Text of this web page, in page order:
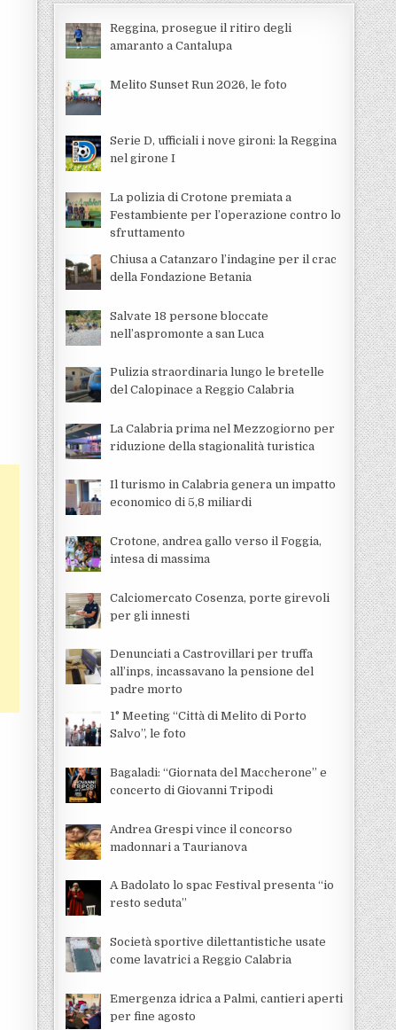
Reggina, prosegue il ritiro degli
amaranto a Cantalupa
Melito Sunset Run 2026, le foto
Serie D, ufficiali i nove gironi: la Reggina
nel girone I
La polizia di Crotone premiata a
Festambiente per l’operazione contro lo
sfruttamento
Chiusa a Catanzaro l’indagine per il crac
della Fondazione Betania
Salvate 18 persone bloccate
nell’aspromonte a san Luca
Pulizia straordinaria lungo le bretelle
del Calopinace a Reggio Calabria
La Calabria prima nel Mezzogiorno per
riduzione della stagionalità turistica
Il turismo in Calabria genera un impatto
economico di 5,8 miliardi
Crotone, andrea gallo verso il Foggia,
intesa di massima
Calciomercato Cosenza, porte girevoli
per gli innesti
Denunciati a Castrovillari per truffa
all’inps, incassavano la pensione del
padre morto
1° Meeting “Città di Melito di Porto
Salvo”, le foto
Bagaladi: “Giornata del Maccherone” e
concerto di Giovanni Tripodi
Andrea Grespi vince il concorso
madonnari a Taurianova
A Badolato lo spac Festival presenta “io
resto seduta”
Società sportive dilettantistiche usate
come lavatrici a Reggio Calabria
Emergenza idrica a Palmi, cantieri aperti
per fine agosto